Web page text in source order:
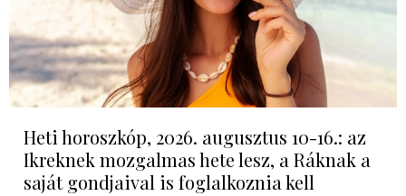
Heti horoszkóp, 2026. augusztus 10-16.: az
Ikreknek mozgalmas hete lesz, a Ráknak a
saját gondjaival is foglalkoznia kell